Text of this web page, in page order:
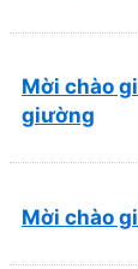
Mời chào
giường
Mời chào